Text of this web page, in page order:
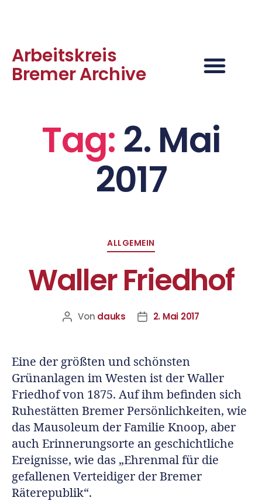
Arbeitskreis
Bremer Archive
Tag: 2. Mai
2017
ALLGEMEIN
Waller Friedhof
Von dauks 2. Mai 2017
Eine der größten und schönsten
Grünanlagen im Westen ist der Waller
Friedhof von 1875. Auf ihm befinden sich
Ruhestätten Bremer Persönlichkeiten, wie
das Mausoleum der Familie Knoop, aber
auch Erinnerungsorte an geschichtliche
Ereignisse, wie das „Ehrenmal für die
gefallenen Verteidiger der Bremer
Räterepublik“.